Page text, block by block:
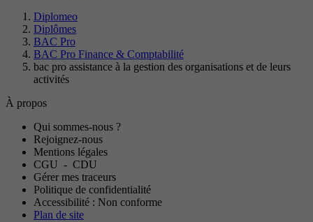
Diplomeo
Diplômes
BAC Pro
BAC Pro Finance & Comptabilité
bac pro assistance à la gestion des organisations et de leurs
activités
À propos
Qui sommes-nous ?
Rejoignez-nous
Mentions légales
CGU - CDU
Gérer mes traceurs
Politique de confidentialité
Accessibilité : Non conforme
Plan de site